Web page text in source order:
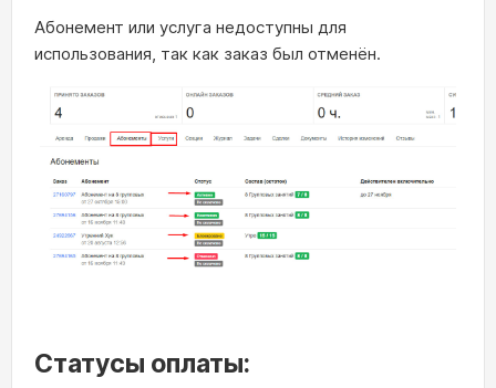
Абонемент или услуга недоступны для
использования, так как заказ был отменён.
Статусы оплаты: